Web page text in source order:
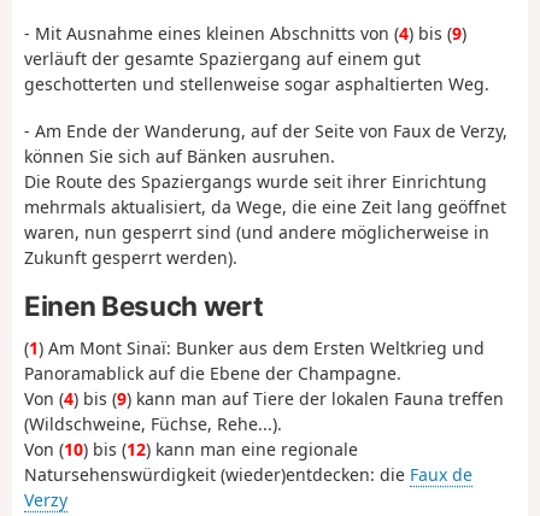
- Mit Ausnahme eines kleinen Abschnitts von (4) bis (9)
verläuft der gesamte Spaziergang auf einem gut
geschotterten und stellenweise sogar asphaltierten Weg.
- Am Ende der Wanderung, auf der Seite von Faux de Verzy,
können Sie sich auf Bänken ausruhen.
Die Route des Spaziergangs wurde seit ihrer Einrichtung
mehrmals aktualisiert, da Wege, die eine Zeit lang geöffnet
waren, nun gesperrt sind (und andere möglicherweise in
Zukunft gesperrt werden).
Einen Besuch wert
(1) Am Mont Sinaï: Bunker aus dem Ersten Weltkrieg und
Panoramablick auf die Ebene der Champagne.
Von (4) bis (9) kann man auf Tiere der lokalen Fauna treffen
(Wildschweine, Füchse, Rehe...).
Von (10) bis (12) kann man eine regionale
Natursehenswürdigkeit (wieder)entdecken: die Faux de
Verzy